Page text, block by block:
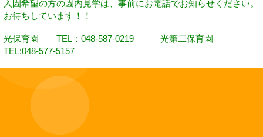
入園希望の方の園内見学は、事前にお電話でお知らせください。
お待ちしています！！
光保育園 TEL：048-587-0219 光第二保育園
TEL:048-577-5157